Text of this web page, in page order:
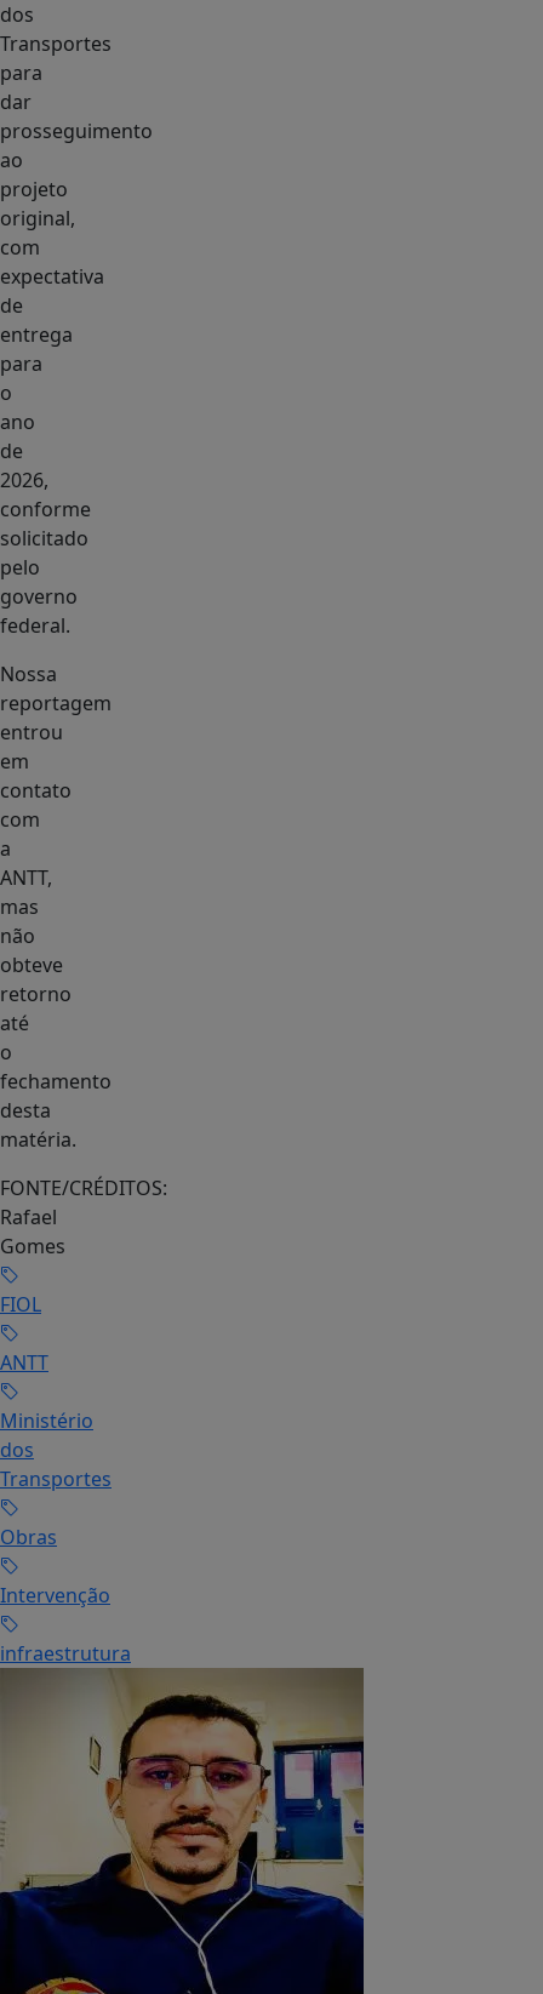
dos
Transportes
para
dar
prosseguimento
ao
projeto
original,
com
expectativa
de
entrega
para
o
ano
de
2026,
conforme
solicitado
pelo
governo
federal.
Nossa
reportagem
entrou
em
contato
com
a
ANTT,
mas
não
obteve
retorno
até
o
fechamento
desta
matéria.
FONTE/CRÉDITOS:
Rafael
Gomes
FIOL
ANTT
Ministério
dos
Transportes
Obras
Intervenção
infraestrutura